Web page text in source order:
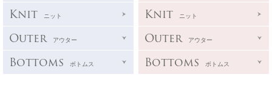
Knit ニット
Outer アウター
Bottoms ボトムス
Knit ニット
Outer アウター
Bottoms ボトムス